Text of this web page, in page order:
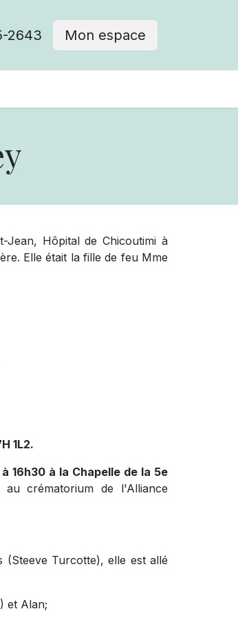
2643 Mon espace
Jean, Hôpital de Chicoutimi à
Elle était la fille de feu Mme
1L2.
16h30 à la Chapelle de la 5e
crématorium de l'Alliance
(Steeve Turcotte), elle est allé
et Alan;